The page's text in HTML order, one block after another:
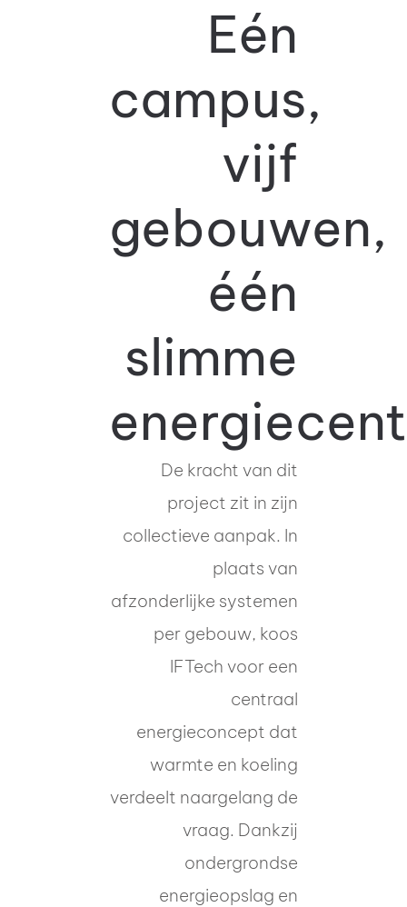
Eén
campus,
vijf
gebouwen,
één
slimme
De kracht van dit
project zit in zijn
collectieve aanpak. In
plaats van
afzonderlijke systemen
per gebouw, koos
IFTech voor een
centraal
energieconcept dat
warmte en koeling
verdeelt naargelang de
vraag. Dankzij
ondergrondse
energieopslag en